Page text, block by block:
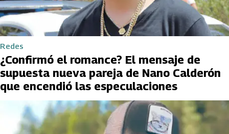
Redes
¿Confirmó el romance? El mensaje de
supuesta nueva pareja de Nano Calderón
que encendió las especulaciones